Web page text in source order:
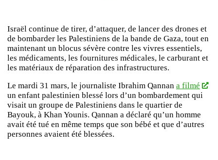
Israël continue de tirer, d’attaquer, de lancer des drones et
de bombarder les Palestiniens de la bande de Gaza, tout en
maintenant un blocus sévère contre les vivres essentiels,
les médicaments, les fournitures médicales, le carburant et
les matériaux de réparation des infrastructures.
Le mardi 31 mars, le journaliste Ibrahim Qannan a filmé
un enfant palestinien blessé lors d’un bombardement qui
visait un groupe de Palestiniens dans le quartier de
Bayouk, à Khan Younis. Qannan a déclaré qu’un homme
avait été tué en même temps que son bébé et que d’autres
personnes avaient été blessées.